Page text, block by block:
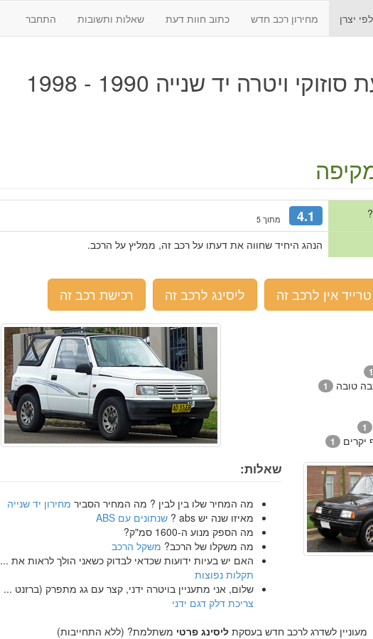
יצרן מחירון רכב חדש כתוב חוות דעת שאלות ותשובות התחבר
סוזוקי ויטרה יד שנייה 1990 - 1998
4.1 מתוך 5
הנהג היחיד שחווה את דעתו על רכב זה, ממליץ על הרכב.
טרייד אין לרכב זה ליסינג לרכב זה רכישת רכב זה
1
טובה 1
1
יקרים 1
שאלות:
מה המחיר שלו בין לבין ? מה המחיר הסביר מחירון יד שנייה
מאיזו שנה יש abs ?
שנתונים עם ABS
מה הספק מנוע ה-1600 סמ"ק?
מה משקלו של הרכב? משקל הרכב
האם יש בעיות ידועות שכדאי לבדוק כשאני הולך לראות את ...
תקלות נפוצות
שלום, אני מתעניין בויטרה ידני, קצר עם גג מתפרק (ברזנט ...
צריכת דלק דגם ידני
מעוניין לשדרג לרכב חדש בעסקתליסינג פרטי משתלמת? (ללא התחייבות)